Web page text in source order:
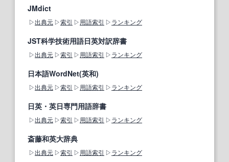
JMdict
出典元 索引 用語索引 ランキング
JST科学技術用語日英対訳辞書
出典元 索引 用語索引 ランキング
日本語WordNet(英和)
出典元 索引 用語索引 ランキング
日英・英日専門用語辞書
出典元 索引 用語索引 ランキング
斎藤和英大辞典
出典元 索引 用語索引 ランキング